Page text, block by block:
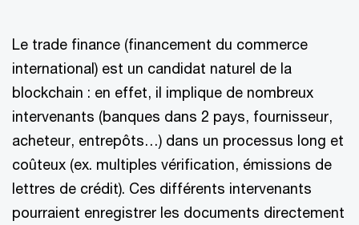
Le trade finance (financement du commerce
international) est un candidat naturel de la
blockchain : en effet, il implique de nombreux
intervenants (banques dans 2 pays, fournisseur,
acheteur, entrepôts…) dans un processus long et
coûteux (ex. multiples vérification, émissions de
lettres de crédit). Ces différents intervenants
pourraient enregistrer les documents directement